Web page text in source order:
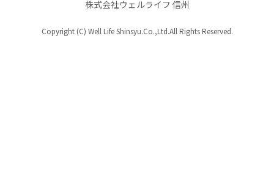
株式会社ウェルライフ 信州
Copyright (C) Well Life Shinsyu.Co.,Ltd.All Rights Reserved.